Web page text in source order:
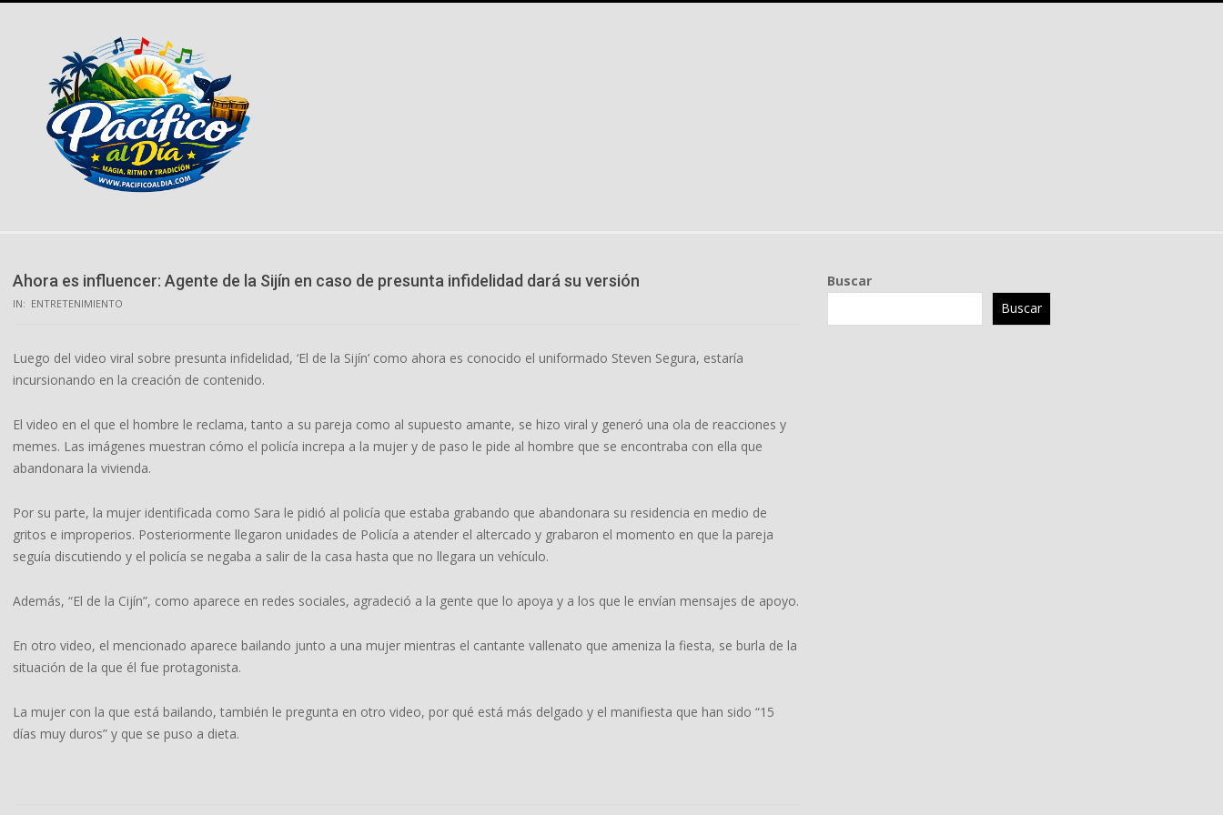
Ahora es influencer: Agente de la Sijín en caso de presunta infidelidad dará su versión
IN: ENTRETENIMIENTO
Luego del video viral sobre presunta infidelidad, ‘El de la Sijín’ como ahora es conocido el uniformado Steven Segura, estaría
incursionando en la creación de contenido.
El video en el que el hombre le reclama, tanto a su pareja como al supuesto amante, se hizo viral y generó una ola de reacciones y
memes. Las imágenes muestran cómo el policía increpa a la mujer y de paso le pide al hombre que se encontraba con ella que
abandonara la vivienda.
Por su parte, la mujer identificada como Sara le pidió al policía que estaba grabando que abandonara su residencia en medio de
gritos e improperios. Posteriormente llegaron unidades de Policía a atender el altercado y grabaron el momento en que la pareja
seguía discutiendo y el policía se negaba a salir de la casa hasta que no llegara un vehículo.
Además, “El de la Cijín”, como aparece en redes sociales, agradeció a la gente que lo apoya y a los que le envían mensajes de apoyo.
En otro video, el mencionado aparece bailando junto a una mujer mientras el cantante vallenato que ameniza la fiesta, se burla de la
situación de la que él fue protagonista.
La mujer con la que está bailando, también le pregunta en otro video, por qué está más delgado y el manifiesta que han sido “15
días muy duros” y que se puso a dieta.
Buscar
Buscar